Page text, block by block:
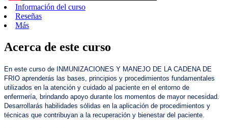
Información del curso
Reseñas
Más
Acerca de este curso
En este curso de INMUNIZACIONES Y MANEJO DE LA CADENA DE
FRIO aprenderás las bases, principios y procedimientos fundamentales
utilizados en la atención y cuidado al paciente en el entorno de
enfermería, brindando apoyo durante los momentos de mayor necesidad.
Desarrollarás habilidades sólidas en la aplicación de procedimientos y
técnicas que contribuyan a la recuperación y bienestar del paciente.